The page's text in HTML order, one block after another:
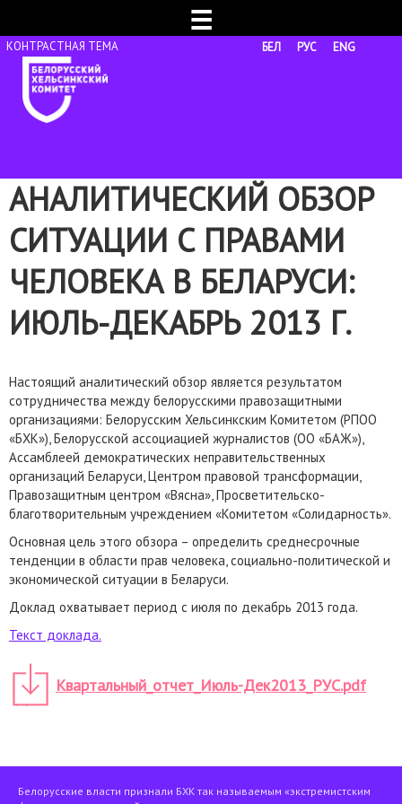
☰
БЕЛ РУС ENG
АНАЛИТИЧЕСКИЙ ОБЗОР
СИТУАЦИИ С ПРАВАМИ
ЧЕЛОВЕКА В БЕЛАРУСИ:
ИЮЛЬ-ДЕКАБРЬ 2013 Г.
Настоящий аналитический обзор является результатом
сотрудничества между белорусскими правозащитными
организациями: Белорусским Хельсинкским Комитетом (РПОО
«БХК»), Белорусской ассоциацией журналистов (ОО «БАЖ»),
Ассамблеей демократических неправительственных
организаций Беларуси, Центром правовой трансформации,
Правозащитным центром «Вясна», Просветительско-
благотворительным учреждением «Комитетом «Солидарность».
Основная цель этого обзора – определить среднесрочные
тенденции в области прав человека, социально-политической и
экономической ситуации в Беларуси.
Доклад охватывает период с июля по декабрь 2013 года.
Текст доклада.
Квартальный_отчет_Июль-Дек2013_РУС.pdf
Белорусские власти признали БХК так называемым «экстремистским